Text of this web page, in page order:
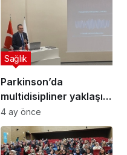
Parkinson’da
multidisipliner yaklaşım
yaşam kalitesini
iyileştiriyor
Sağlık
4 ay önce